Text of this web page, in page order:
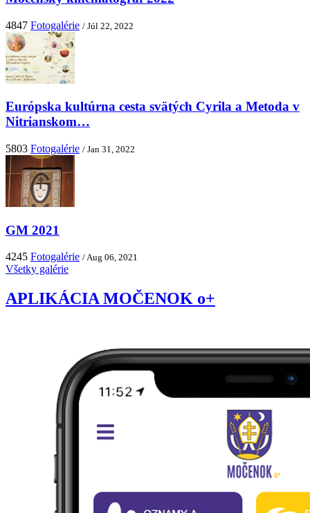
4847 Fotogalérie / Júl 22, 2022
Európska kultúrna cesta svätých Cyrila a Metoda v
Nitrianskom…
5803 Fotogalérie / Jan 31, 2022
GM 2021
4245 Fotogalérie / Aug 06, 2021
Všetky galérie
APLIKÁCIA MOČENOK o+